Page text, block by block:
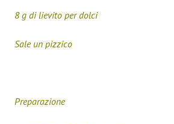
8 g di lievito per dolci
Sale un pizzico
Preparazione